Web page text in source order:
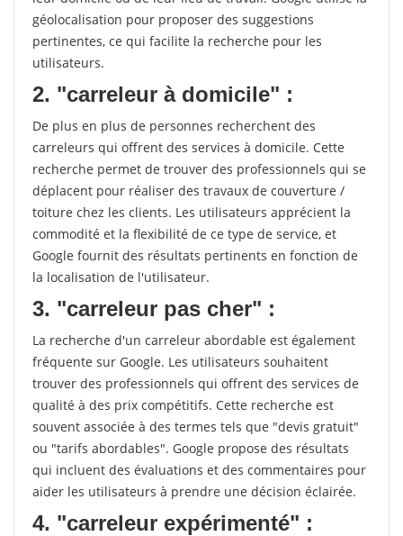
géolocalisation pour proposer des suggestions
pertinentes, ce qui facilite la recherche pour les
utilisateurs.
2. "carreleur à domicile" :
De plus en plus de personnes recherchent des
carreleurs qui offrent des services à domicile. Cette
recherche permet de trouver des professionnels qui se
déplacent pour réaliser des travaux de couverture /
toiture chez les clients. Les utilisateurs apprécient la
commodité et la flexibilité de ce type de service, et
Google fournit des résultats pertinents en fonction de
la localisation de l'utilisateur.
3. "carreleur pas cher" :
La recherche d'un carreleur abordable est également
fréquente sur Google. Les utilisateurs souhaitent
trouver des professionnels qui offrent des services de
qualité à des prix compétitifs. Cette recherche est
souvent associée à des termes tels que "devis gratuit"
ou "tarifs abordables". Google propose des résultats
qui incluent des évaluations et des commentaires pour
aider les utilisateurs à prendre une décision éclairée.
4. "carreleur expérimenté" :